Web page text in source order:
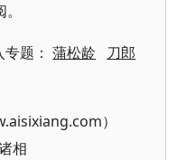
题：蒲松龄 刀郎
）
相